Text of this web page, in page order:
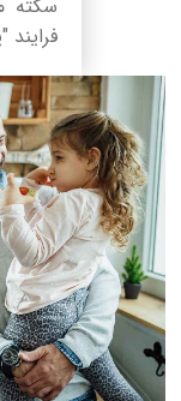
سکته
فرایند